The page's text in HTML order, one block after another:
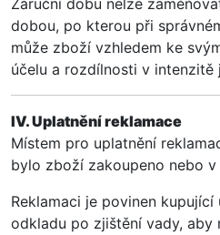
Záruční dobu nelze
dobou, po kterou při
může zboží vzhledem ke
účelu a rozdílnosti v intenzitě
IV. Uplatnění reklamace
Místem pro uplatnění
bylo zboží zakoupeno nebo
Reklamaci je povinen
odkladu po zjištění vady, aby